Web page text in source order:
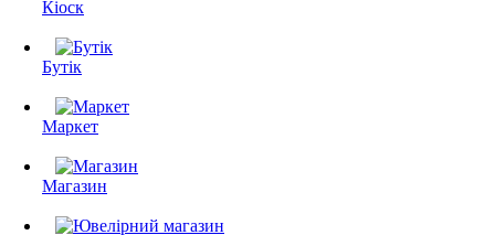
Кіоск
Бутік
Маркет
Магазин